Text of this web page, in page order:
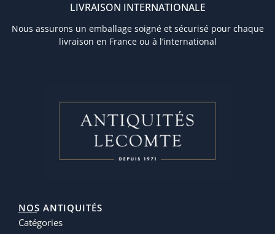
LIVRAISON INTERNATIONALE
Nous assurons un emballage soigné et sécurisé pour chaque
livraison en France ou à l’international
NOS ANTIQUITÉS
Catégories